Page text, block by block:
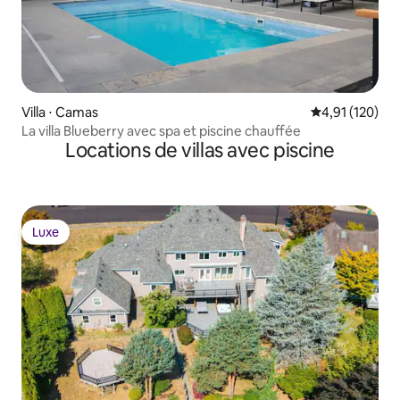
Villa ⋅ Camas Évaluation
4,91 (120)
La villa Blueberry avec spa et piscine chauffée
Locations de villas avec piscine
Luxe
Luxe